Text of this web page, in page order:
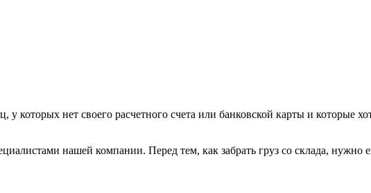
которых нет своего расчетного счета или банковской карты и которые
нашей компании. Перед тем, как забрать груз со склада, нужно